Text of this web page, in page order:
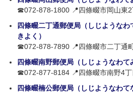
☎072-878-1800 📍四條畷市岡山東2
四條畷二丁通郵便局（しじような
きよく）
☎072-878-7890 📍四條畷市二丁通
四條畷南野郵便局（しじょうなわて
☎072-877-8184 📍四條畷市南野4
四條畷楠公郵便局（しじようなわて